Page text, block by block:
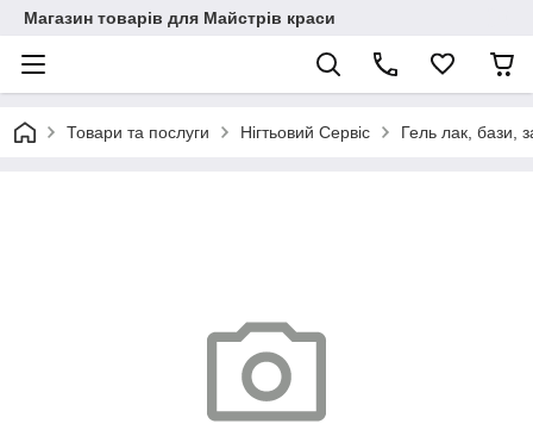
Магазин товарів для Майстрів краси
Товари та послуги Нігтьовий Сервіс Гель лак, бази,